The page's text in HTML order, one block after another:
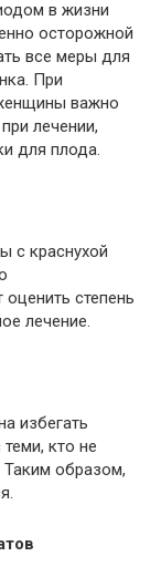
в жизни
осторожной
все меры для
При
важно
лечении,
для плода.
с краснухой
степень
лечение.
избегать
кто не
Таким образом,